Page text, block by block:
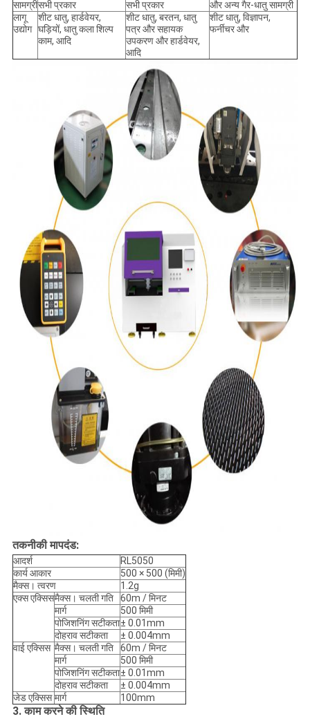
सामग्रीसभी प्रकार सभी प्रकार
और अन्य गैर-धातु सामग्री
लागू
उद्योग
शीट धातु, हार्डवेयर,
घड़ियों, धातु कला शिल्प
काम, आदि
शीट धातु, बरतन, धातु
पत्र और सहायक
उपकरण और हार्डवेयर,
आदि
शीट धातु, विज्ञापन,
फर्नीचर और
तकनीकी मापदंड:
आदर्श
RL5050
कार्य आकार
500 × 500 (मिमी)
मैक्स। त्वरण
1.2g
एक्स एक्सिसमैक्स। चलती गति
60m / मिनट
मार्ग
500 मिमी
पोजिशनिंग सटीकता± 0.01mm
दोहराव सटीकता
± 0.004mm
वाई एक्सिस मैक्स। चलती गति
60m / मिनट
मार्ग
500 मिमी
पोजिशनिंग सटीकता± 0.01mm
दोहराव सटीकता
± 0.004mm
जेड एक्सिस मार्ग 100mm
3. काम करने की स्थिति